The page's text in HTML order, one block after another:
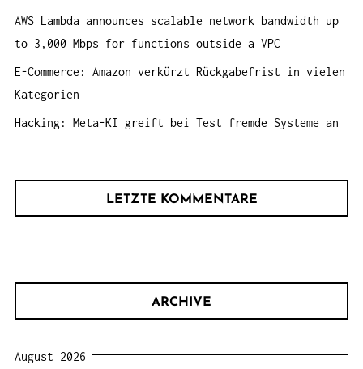
AWS Lambda announces scalable network bandwidth up
to 3,000 Mbps for functions outside a VPC
E-Commerce: Amazon verkürzt Rückgabefrist in vielen
Kategorien
Hacking: Meta-KI greift bei Test fremde Systeme an
LETZTE KOMMENTARE
ARCHIVE
August 2026